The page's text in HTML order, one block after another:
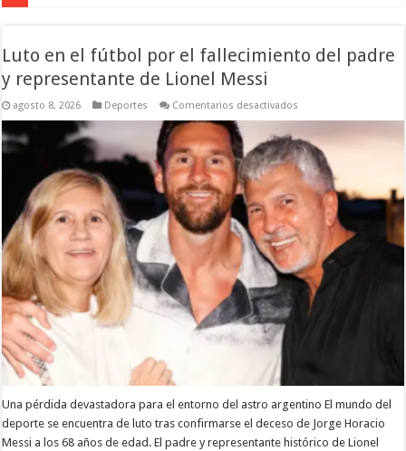
Luto en el fútbol por el fallecimiento del padre
y representante de Lionel Messi
agosto 8, 2026 Deportes Comentarios desactivados
el
fútbol
por
el
fallecimiento
del
padre
y
representante
de
Lionel
Messi
Una pérdida devastadora para el entorno del astro argentino El mundo del
deporte se encuentra de luto tras confirmarse el deceso de Jorge Horacio
Messi a los 68 años de edad. El padre y representante histórico de Lionel